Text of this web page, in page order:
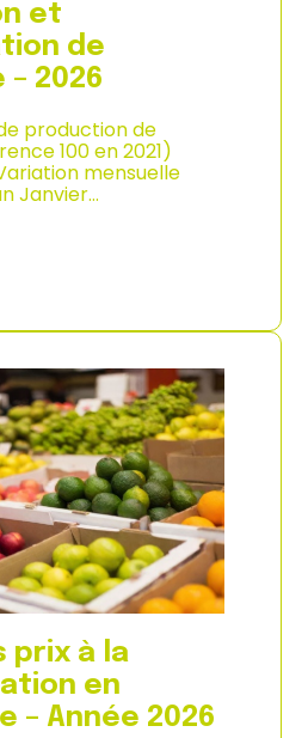
et
de
– 2026
production de
100 en 2021)
mensuelle
Janvier…
prix à la
en
– Année 2026